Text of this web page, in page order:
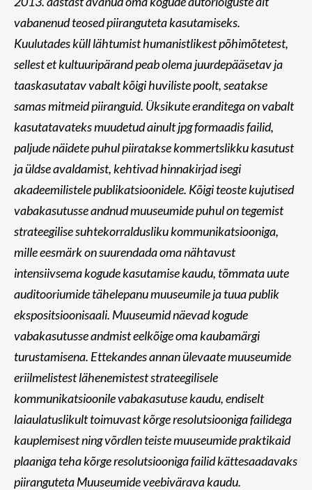
vabanenud teosed piiranguteta kasutamiseks.
Kuulutades küll lähtumist humanistlikest põhimõtetest,
sellest et kultuuripärand peab olema juurdepääsetav ja
taaskasutatav vabalt kõigi huviliste poolt, seatakse
samas mitmeid piiranguid. Üksikute eranditega on vabalt
kasutatavateks muudetud ainult jpg formaadis failid,
paljude näidete puhul piiratakse kommertslikku kasutust
ja üldse avaldamist, kehtivad hinnakirjad isegi
akadeemilistele publikatsioonidele. Kõigi teoste kujutised
vabakasutusse andnud muuseumide puhul on tegemist
strateegilise suhtekorraldusliku kommunikatsiooniga,
mille eesmärk on suurendada oma nähtavust
intensiivsema kogude kasutamise kaudu, tõmmata uute
auditooriumide tähelepanu muuseumile ja tuua publik
ekspositsioonisaali. Muuseumid näevad kogude
vabakasutusse andmist eelkõige oma kaubamärgi
turustamisena. Ettekandes annan ülevaate muuseumide
eriilmelistest lähenemistest strateegilisele
kommunikatsioonile vabakasutuse kaudu, endiselt
laiaulatuslikult toimuvast kõrge resolutsiooniga failidega
kauplemisest ning võrdlen teiste muuseumide praktikaid
plaaniga teha kõrge resolutsiooniga failid kättesaadavaks
piiranguteta Muuseumide veebivärava kaudu.